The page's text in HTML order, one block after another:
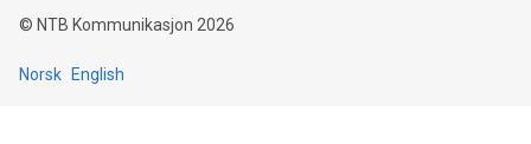
© NTB Kommunikasjon 2026
Norsk English